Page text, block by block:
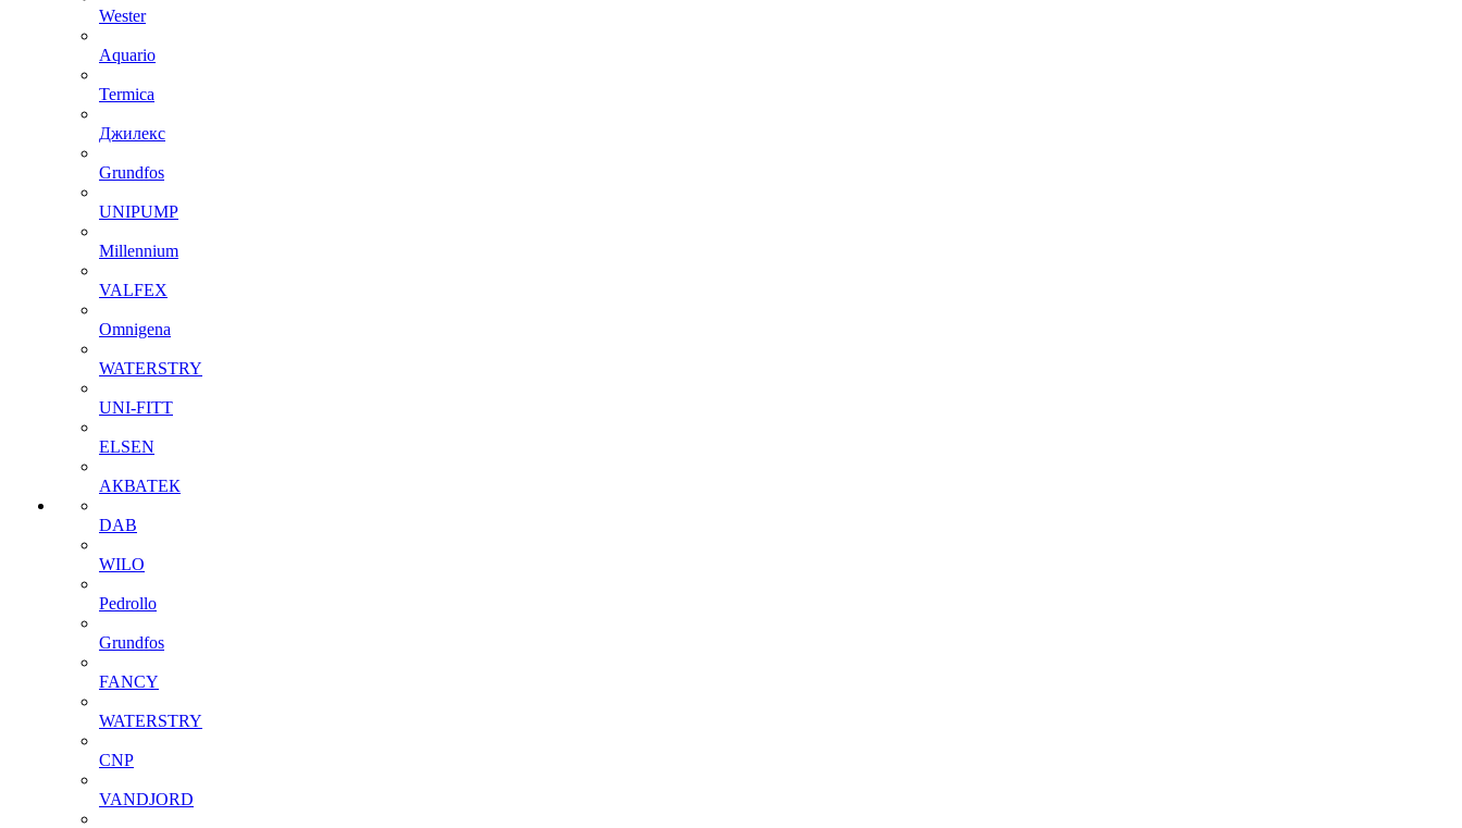
Wester
Aquario
Termica
Джилекс
Grundfos
UNIPUMP
Millennium
VALFEX
Omnigena
WATERSTRY
UNI-FITT
ELSEN
АКВАТЕК
DAB
WILO
Pedrollo
Grundfos
FANCY
WATERSTRY
CNP
VANDJORD